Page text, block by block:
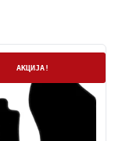
АКЦИЈА!